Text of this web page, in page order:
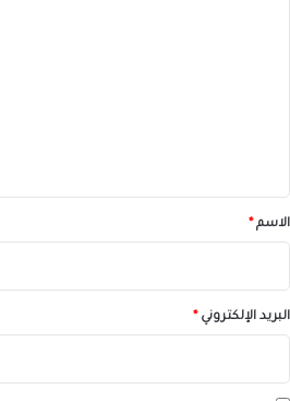
*الاسم*
البريد الإلكتروني*